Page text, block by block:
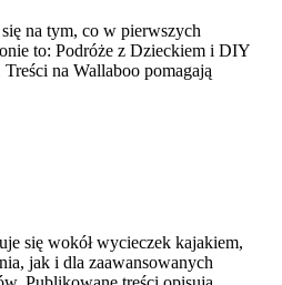
na tym, co w pierwszych
to: Podróże z Dzieckiem i DIY
na Wallaboo pomagają
się wokół wycieczek kajakiem,
jak i dla zaawansowanych